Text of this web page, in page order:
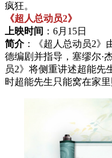
疯狂。
《超人总动员2》
上映时间 ：6月15日
简介：《超人总动员2》
德编剧并指导，塞缪尔·
员2》将侧重讲述超能先
时超能先生只能窝在家里